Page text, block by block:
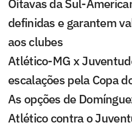
Oitavas da Sul-
definidas e garantem
aos clubes
Atlético-MG x
escalações pela Copa
As opções de
Atlético contra o